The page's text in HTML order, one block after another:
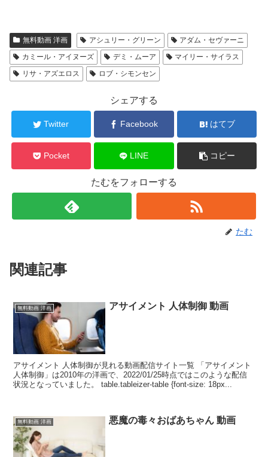
無料動画 洋画 アシュリー・グリーン
アダム・セヴァーニ
カミール・アイヌーズ
デミ・ムーア
マイリー・サイラス
リサ・アズエロス
ロブ・シモンセン
シェアする
Twitter Facebook はてブ
Pocket LINE コピー
たむをフォローする
たむ
関連記事
無料動画 洋画 アサイメント 人体制御 動画
アサイメント 人体制御が見れる動画配信サイト一覧 「アサイメント
人体制御」は2010年の洋画で、2022/01/25時点ではこのような配信
状況となっていました。 table.tableizer-table {font-size: 18px...
無料動画 洋画 悪魔の毒々おばあちゃん 動画